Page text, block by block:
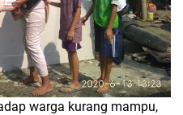
warga kurang mampu,